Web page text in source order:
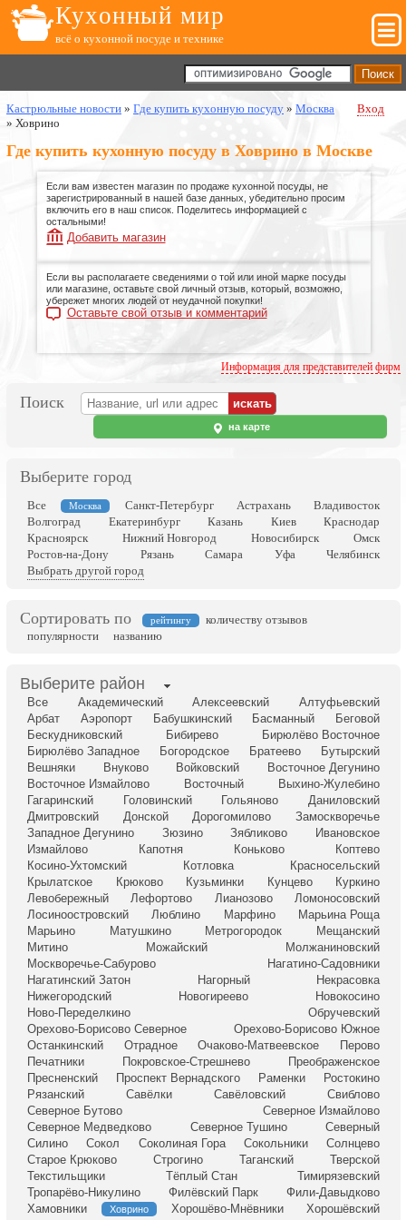
Кухонный мир
всё о кухонной посуде и технике
Кастрюльные новости » Где купить кухонную посуду » Москва
» Ховрино
Вход
Где купить кухонную посуду в Ховрино в Москве
Если вам известен магазин по продаже кухонной посуды, не
зарегистрированный в нашей базе данных, убедительно просим
включить его в наш список. Поделитесь информацией с
остальными!
Добавить магазин
Если вы располагаете сведениями о той или иной марке посуды
или магазине, оставьте свой личный отзыв, который, возможно,
убережет многих людей от неудачной покупки!
Оставьте свой отзыв и комментарий
Информация для представителей фирм
Поиск
на карте
Выберите город
Все Москва Санкт-Петербург Астрахань
Владивосток
Волгоград
Екатеринбург Казань Киев
Краснодар
Красноярск
Нижний Новгород Новосибирск
Омск
Ростов-на-Дону
Рязань Самара Уфа
Челябинск
Выбрать другой город
Сортировать по рейтингу
количеству отзывов
популярности
названию
Выберите район
Все Академический Алексеевский
Алтуфьевский
Арбат
Аэропорт Бабушкинский Басманный
Беговой
Бескудниковский
Бибирево
Бирюлёво Восточное
Бирюлёво Западное
Богородское Братеево
Бутырский
Вешняки
Внуково Войковский
Восточное Дегунино
Восточное Измайлово
Восточный
Выхино-Жулебино
Гагаринский
Головинский Гольяново
Даниловский
Дмитровский
Донской Дорогомилово
Замоскворечье
Западное Дегунино
Зюзино Зябликово
Ивановское
Измайлово
Капотня Коньково
Коптево
Косино-Ухтомский
Котловка
Красносельский
Крылатское
Крюково Кузьминки Кунцево
Куркино
Левобережный
Лефортово Лианозово
Ломоносовский
Лосиноостровский
Люблино Марфино
Марьина Роща
Марьино
Матушкино Метрогородок
Мещанский
Митино
Можайский
Молжаниновский
Москворечье-Сабурово
Нагатино-Садовники
Нагатинский Затон
Нагорный
Некрасовка
Нижегородский
Новогиреево
Новокосино
Ново-Переделкино
Обручевский
Орехово-Борисово Северное
Орехово-Борисово Южное
Останкинский
Отрадное Очаково-Матвеевское
Перово
Печатники
Покровское-Стрешнево
Преображенское
Пресненский
Проспект Вернадского Раменки
Ростокино
Рязанский
Савёлки Савёловский
Свиблово
Северное Бутово
Северное Измайлово
Северное Медведково
Северное Тушино
Северный
Силино
Сокол Соколиная Гора Сокольники
Солнцево
Старое Крюково
Строгино Таганский
Тверской
Текстильщики
Тёплый Стан
Тимирязевский
Тропарёво-Никулино
Филёвский Парк
Фили-Давыдково
Хамовники
Ховрино Хорошёво-Мнёвники
Хорошёвский